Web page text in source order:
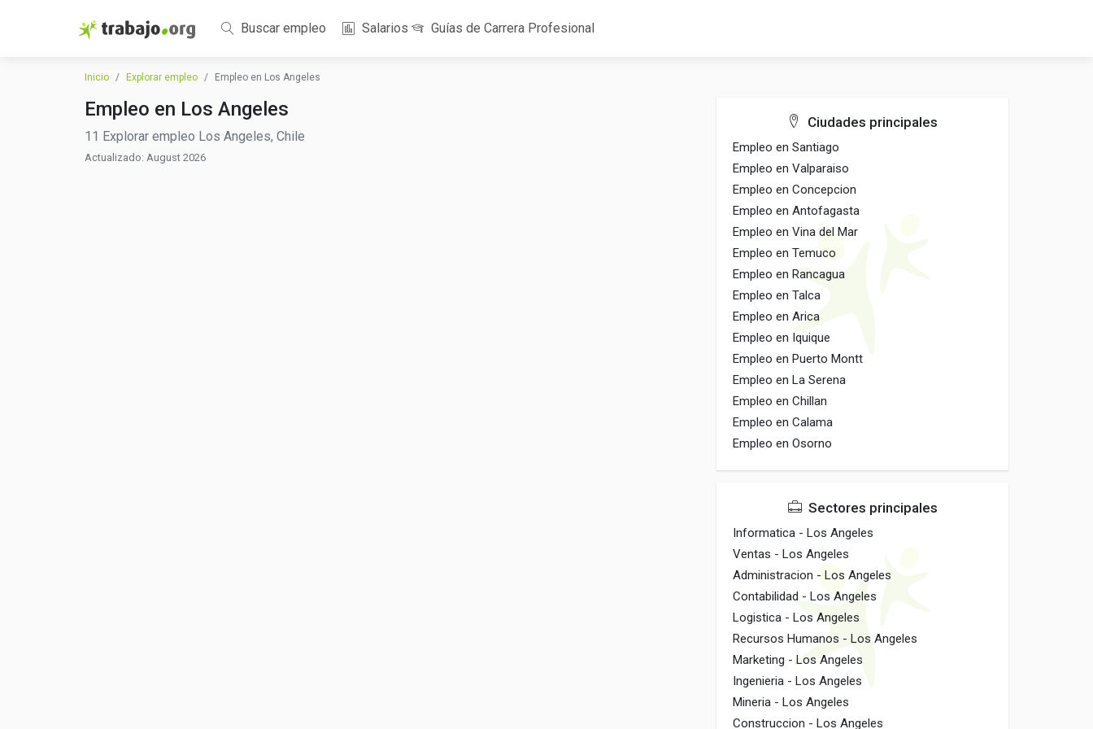
Buscar empleo Salarios Guías de Carrera Profesional
Inicio Explorar empleo Empleo en Los Angeles
Empleo en Los Angeles
11 Explorar empleo Los Angeles, Chile
Actualizado: August 2026
Ciudades principales
Empleo en Santiago
Empleo en Valparaiso
Empleo en Concepcion
Empleo en Antofagasta
Empleo en Vina del Mar
Empleo en Temuco
Empleo en Rancagua
Empleo en Talca
Empleo en Arica
Empleo en Iquique
Empleo en Puerto Montt
Empleo en La Serena
Empleo en Chillan
Empleo en Calama
Empleo en Osorno
Sectores principales
Informatica - Los Angeles
Ventas - Los Angeles
Administracion - Los Angeles
Contabilidad - Los Angeles
Logistica - Los Angeles
Recursos Humanos - Los Angeles
Marketing - Los Angeles
Ingenieria - Los Angeles
Mineria - Los Angeles
Construccion - Los Angeles